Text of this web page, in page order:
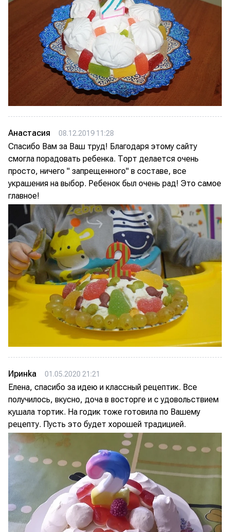
Анастасия 08.12.2019 11:28
Спасибо Вам за Ваш труд! Благодаря этому сайту
смогла порадовать ребенка. Торт делается очень
просто, ничего " запрещенного" в составе, все
украшения на выбор. Ребенок был очень рад! Это самое
главное!
Иринkа 01.05.2020 21:21
Елена, спасибо за идею и классный рецептик. Все
получилось, вкусно, доча в восторге и с удовольствием
кушала тортик. На годик тоже готовила по Вашему
рецепту. Пусть это будет хорошей традицией.